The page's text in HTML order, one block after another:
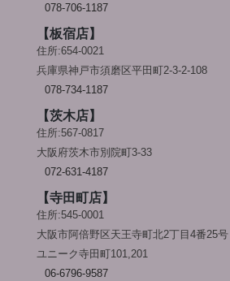
078-706-1187
【板宿店】
住所:654-0021
兵庫県神戸市須磨区平田町2-3-2-108
078-734-1187
【茨木店】
住所:567-0817
大阪府茨木市別院町3-33
072-631-4187
【寺田町店】
住所:545-0001
大阪市阿倍野区天王寺町北2丁目4番25号
ユニーク寺田町101,201
06-6796-9587